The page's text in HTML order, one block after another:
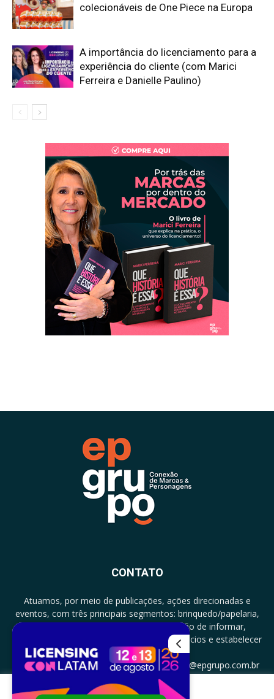
colecionáveis de One Piece na Europa
A importância do licenciamento para a
experiência do cliente (com Marici
Ferreira e Danielle Paulino)
CONTATO
Atuamos, por meio de publicações, ações direcionadas e
eventos, com três principais segmentos: brinquedo/papelaria,
licenciamento e zero a três com a missão de informar,
documentar, proporcionar encontro de negócios e estabelecer
parcerias.
CONTATO: +5511994513097 - atendimento@epgrupo.com.br